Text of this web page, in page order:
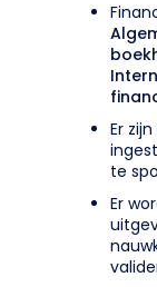
Er
te
Er